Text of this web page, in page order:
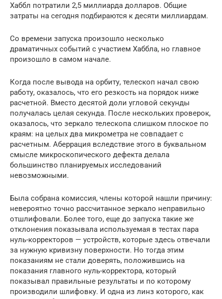
Хаббл потратили 2,5 миллиарда долларов. Общие
затраты на сегодня подбираются к десяти миллиардам.
Со времени запуска произошло несколько
драматичных событий с участием Хаббла, но главное
произошло в самом начале.
Когда после вывода на орбиту, телескоп начал свою
работу, оказалось, что его резкость на порядок ниже
расчетной. Вместо десятой доли угловой секунды
получалась целая секунда. После нескольких проверок,
оказалось, что зеркало телескопа слишком плоское по
краям: на целых два микрометра не совпадает с
расчетным. Аберрация вследствие этого в буквальном
смысле микроскопического дефекта делала
большинство планируемых исследований
невозможными.
Была собрана комиссия, члены которой нашли причину:
невероятно точно рассчитанное зеркало неправильно
отшлифовали. Более того, еще до запуска такие же
отклонения показывала используемая в тестах пара
нуль-корректоров — устройств, которые здесь отвечали
за нужную кривизну поверхности. Но тогда этим
показаниям не стали доверять, положившись на
показания главного нуль-корректора, который
показывал правильные результаты и по которому
производили шлифовку. И одна из линз которого, как